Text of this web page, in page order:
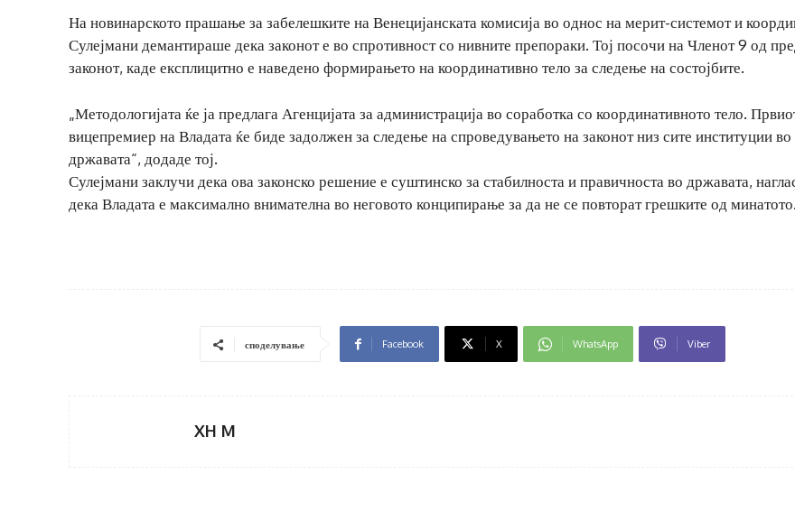
На новинарското прашање за забелешките на Венецијанската комисија во однос на мерит-системот и
Сулејмани демантираше дека законот е во спротивност со нивните препораки. Тој посочи на Членот 9 од
законот, каде експлицитно е наведено формирањето на координативно тело за следење на состојбите.
„Методологијата ќе ја предлага Агенцијата за администрација во соработка со координативното тело.
вицепремиер на Владата ќе биде задолжен за следење на спроведувањето на законот низ сите институции во
државата“, додаде тој.
Сулејмани заклучи дека ова законско решение е суштинско за стабилноста и правичноста во државата,
дека Владата е максимално внимателна во неговото конципирање за да не се повторат грешките од минатото.
споделување Facebook X WhatsApp Viber
XH M